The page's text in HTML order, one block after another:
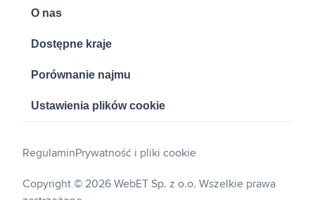
O nas
Dostępne kraje
Porównanie najmu
Ustawienia plików cookie
Copyright © 2026 WebET Sp. z o.o. Wszelkie prawa
RegulaminPrywatność i pliki cookie